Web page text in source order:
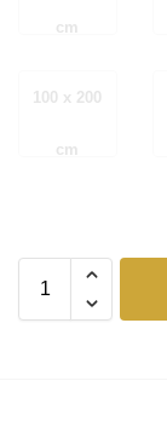
cm
100 x 200
cm